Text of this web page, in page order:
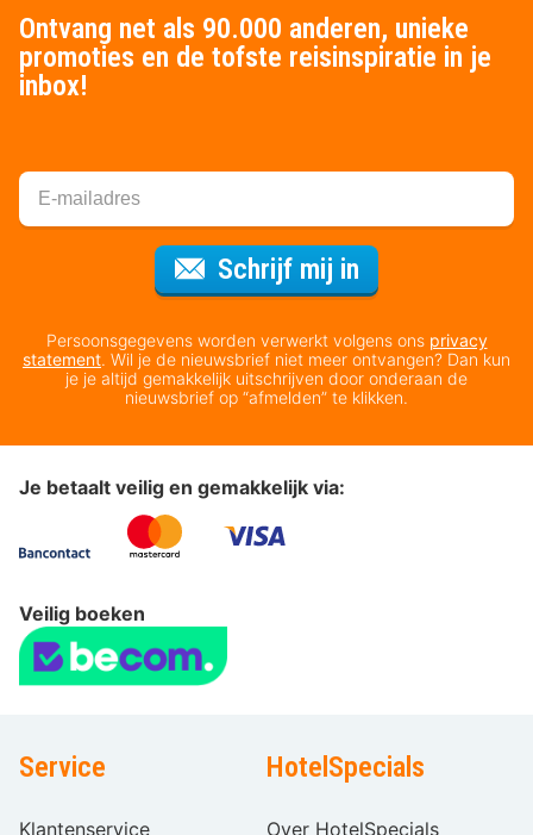
Ontvang net als 90.000 anderen, unieke
promoties en de tofste reisinspiratie in je
inbox!
Schrijf mij in
Persoonsgegevens worden verwerkt volgens ons privacy
statement. Wil je de nieuwsbrief niet meer ontvangen? Dan kun
je je altijd gemakkelijk uitschrijven door onderaan de
nieuwsbrief op “afmelden” te klikken.
Je betaalt veilig en gemakkelijk via:
Veilig boeken
Service
Klantenservice
HotelSpecials
Over HotelSpecials